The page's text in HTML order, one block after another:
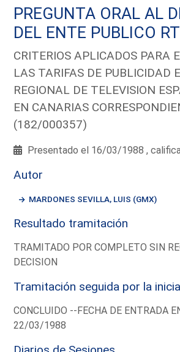
PREGUNTA ORAL AL
DEL ENTE PUBLICO
CRITERIOS APLICADOS PARA
LAS TARIFAS DE PUBLICIDAD
REGIONAL DE TELEVISION
EN CANARIAS
(182/000357)
Presentado el 16/03/1988 ,
Autor
MARDONES SEVILLA, LUIS (GMX)
Resultado tramitación
TRAMITADO POR COMPLETO SIN
DECISION
Tramitación seguida por la
CONCLUIDO --FECHA DE ENTRADA
22/03/1988